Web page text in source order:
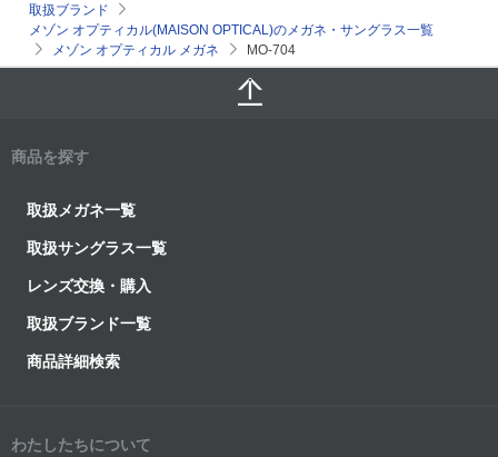
取扱ブランド
メゾン オプティカル(MAISON OPTICAL)のメガネ・サングラス一覧
メゾン オプティカル メガネ
MO-704
商品を探す
取扱メガネ一覧
取扱サングラス一覧
レンズ交換・購入
取扱ブランド一覧
商品詳細検索
わたしたちについて